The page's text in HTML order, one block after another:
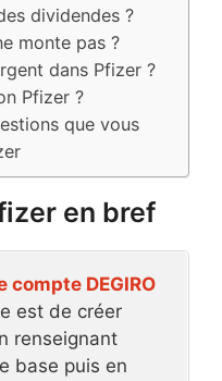
dividendes ?
monte pas ?
dans Pfizer ?
Pfizer ?
que vous
en bref
compte DEGIRO
est de créer
renseignant
base puis en